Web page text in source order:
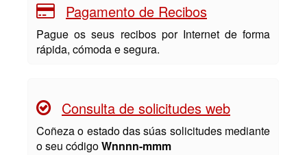
Pagamento de Recibos
Pague os seus recibos por Internet de forma
rápida, cómoda e segura.
Consulta de solicitudes web
Coñeza o estado das súas solicitudes mediante
o seu códigoWnnnn-mmm